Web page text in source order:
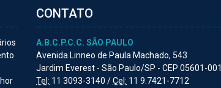
CONTATO
A.B.C.P.C.C. SÃO PAULO
Avenida Linneo de Paula Machado, 543
Jardim Everest - São Paulo/SP - CEP 05601-001
Tel: 11 3093-3140 /Cel: 11 9.7421-7712